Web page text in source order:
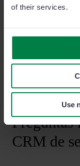
of their services.
Use
Ver caso de éxito
Preguntas
CRM de